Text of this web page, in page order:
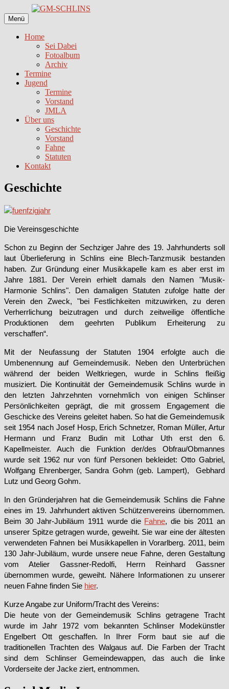
Inhalt
springen
Menü
Home
Sei Dabei
Fotoalbum
Archiv
Termine
Jugend
Termine
Vorstand
JMLA
Über uns
Geschichte
Vorstand
Fahne
Statuten
Kontakt
Geschichte
Die Vereinsgeschichte
Schon zu Beginn der Sechziger Jahre des 19. Jahrhunderts soll
laut Überlieferung in Schlins eine Blech-Tanzmusik bestanden
haben. Zur Gründung einer Musikkapelle kam es aber erst im
Jahre 1881. Der Verein erhielt damals den Namen "Musik-
Harmonie Schlins". Den damaligen Statuten zufolge hatte der
Verein den Zweck, "bei Festlichkeiten mitzuwirken, zu deren
Verherrlichung beizutragen und durch zeitweilige öffentliche
Produktionen dem geehrten Publikum Erheiterung zu
verschaffen“.
Mit der Neufassung der Statuten 1904 erfolgte auch die
Umbenennung auf Gemeindemusik. Neben den Unterbrüchen
während der beiden Weltkriegen, wurde in Schlins fleißig
musiziert. Die Kontinuität der Gemeindemusik Schlins wurde in
den letzten Jahrzehnten vornehmlich von einigen Schlinser
Persönlichkeiten geprägt, die mit grossem Engagement die
Geschicke des Vereins geleitet haben. So hat die Gemeindemusik
seit 1954 nach Josef Hosp, Erich Schnetzer, Roman Müller, Artur
Hermann und Franz Budin mit Lothar Uth erst den 6.
Kapellmeister. Auch die Funktion der/des Obfrau/Obmannes
wurde seit 1962 nur von fünf Personen bekleidet: Otto Gabriel,
Wolfgang Ehrenberger, Sandra Gohm (geb. Lampert), Gebhard
Lutz und Georg Gohm.
In den Gründerjahren hat die Gemeindemusik Schlins die Fahne
eines im 19. Jahrhundert aktiven Schützenvereins übernommen.
Beim 30 Jahr-Jubiläum 1911 wurde die Fahne, die bis 2011 an
unserer Spitze getragen wurde, geweiht. Sie war eine der ältesten
verwendeten Fahnen bei Musikkapellen in Vorarlberg. 2011, beim
130 Jahr-Jubiläum, wurde unsere neue Fahne, deren Gestaltung
vom Atelier Gassner-Redolfi, Herrn Reinhard Gassner
übernommen wurde, geweiht. Nähere Informationen zu unserer
neuen Fahne finden Sie hier.
Kurze Angabe zur Uniform/Tracht des Vereins:
Die heute von der Gemeindemusik Schlins getragene Tracht
wurde im Jahr 1972 vom bekannten Schlinser Modekünstler
Engelbert Ott geschaffen. In Ihrer Form baut sie auf die
traditionellen Trachten des Walgaus auf. Die Farben der Tracht
sind dem Schlinser Gemeindewappen, das auch die linke
Vorderseite der Jacke ziert, entnommen.